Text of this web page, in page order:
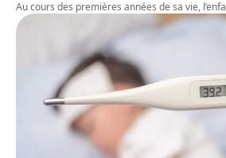
Au cours des premières années de sa vie,